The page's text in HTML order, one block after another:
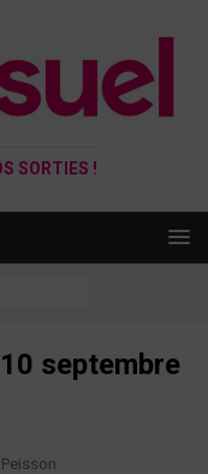
SORTIES !
septembre